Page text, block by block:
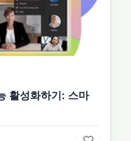
활성화하기: 스마